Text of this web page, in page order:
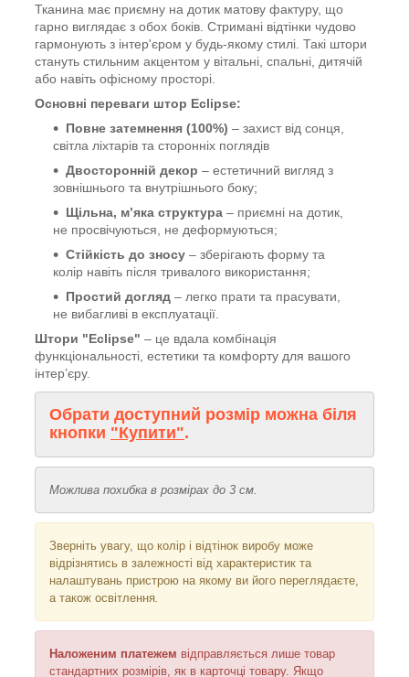
Тканина має приємну на дотик матову фактуру, що
гарно виглядає з обох боків. Стримані відтінки чудово
гармонують з інтер'єром у будь-якому стилі. Такі штори
стануть стильним акцентом у вітальні, спальні, дитячій
або навіть офісному просторі.
Основні переваги штор Eclipse:
Повне затемнення (100%) – захист від сонця,
світла ліхтарів та сторонніх поглядів
Двосторонній декор – естетичний вигляд з
зовнішнього та внутрішнього боку;
Щільна, м’яка структура – приємні на дотик,
не просвічуються, не деформуються;
Стійкість до зносу – зберігають форму та
колір навіть після тривалого використання;
Простий догляд – легко прати та прасувати,
не вибагливі в експлуатації.
Штори "Eclipse" – це вдала комбінація
функціональності, естетики та комфорту для вашого
інтер’єру.
Обрати доступний розмір можна біля
кнопки "Купити".
Можлива похибка в розмірах до 3 см.
Зверніть увагу, що колір і відтінок виробу може
відрізнятись в залежності від характеристик та
налаштувань пристрою на якому ви його переглядаєте,
а також освітлення
Наложеним платежем відправляється лише товар
стандартних розмірів, як в карточці товару. Якщо